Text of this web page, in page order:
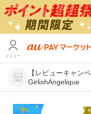
メニュー
【レビューキャン
GirlishAngelique